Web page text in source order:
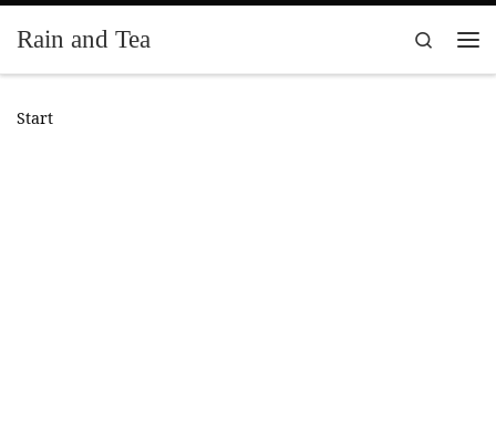
Zum Inhalt springen
Rain and Tea
Search
Start